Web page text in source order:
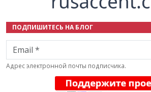
ПОДПИШИТЕСЬ НА БЛОГ
Email
Адрес электронной почты подписчика.